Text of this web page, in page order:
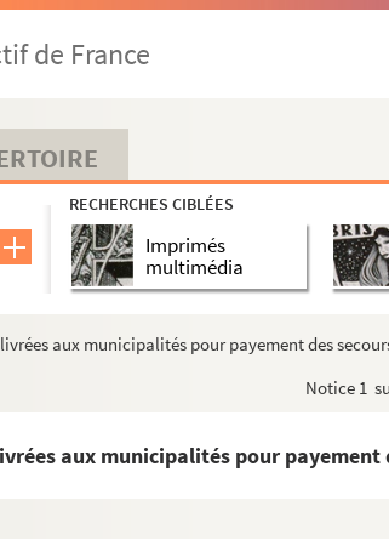
de France
RECHERCHES CIBLÉES
Imprimés
multimédia
aux municipalités pour payement des
Notice 1
aux municipalités pour payement